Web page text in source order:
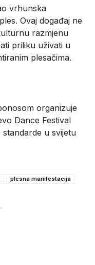
vrhunska
Ovaj događaj ne
razmjenu
priliku uživati u
plesačima.
organizuje
Dance Festival
u svijetu
plesna manifestacija